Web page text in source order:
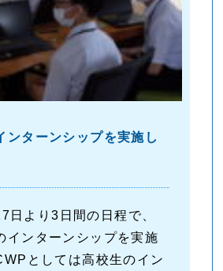
ンターンシップを実施し
日より3日間の日程で、
インターンシップを実施
としては高校生のイン